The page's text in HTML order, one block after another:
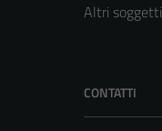
Altri soggetti
CONTATTI